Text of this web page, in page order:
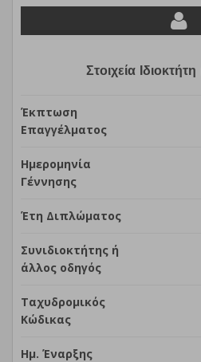
Στοιχεία Ιδιοκτήτη
Έκπτωση
Επαγγέλματος
Ημερομηνία
Γέννησης
Έτη Διπλώματος
Συνιδιοκτήτης ή
άλλος οδηγός
Ταχυδρομικός
Κώδικας
Ημ. Έναρξης